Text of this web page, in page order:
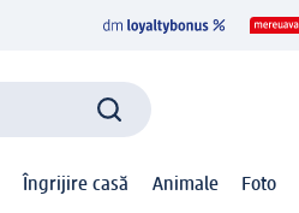
Îngrijire casă Animale Foto